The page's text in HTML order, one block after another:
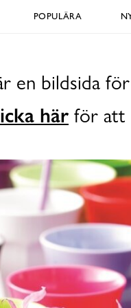
POPULÄRA
en bildsida
här för att